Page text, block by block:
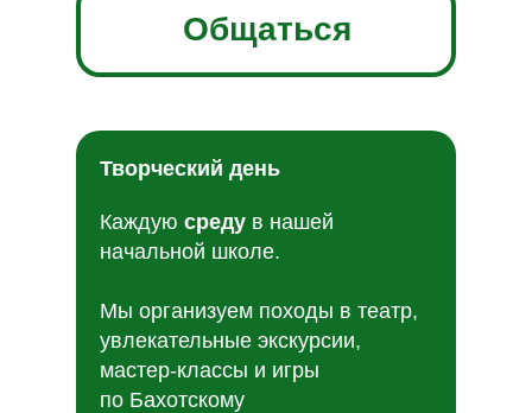
Общаться
Творческий день
Каждую среду в нашей
начальной школе.
Мы организуем походы в театр,
увлекательные экскурсии,
мастер-классы и игры
по Бахотскому